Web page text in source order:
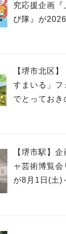
究応援企画『
び隊』が
【堺市北区
すまいる」フ
でとっておき
【堺市駅】
ャ芸術博覧会
が8月1日(土)